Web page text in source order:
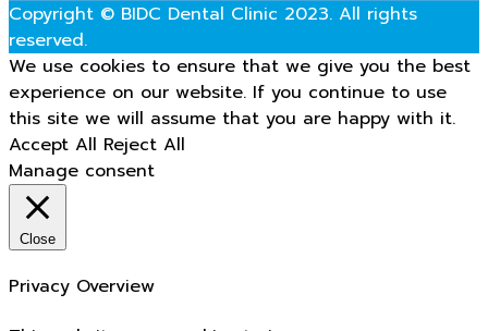
Copyright © BIDC Dental Clinic 2023. All rights
reserved.
We use cookies to ensure that we give you the best
experience on our website. If you continue to use
this site we will assume that you are happy with it.
Accept All Reject All
Manage consent
Close
Privacy Overview